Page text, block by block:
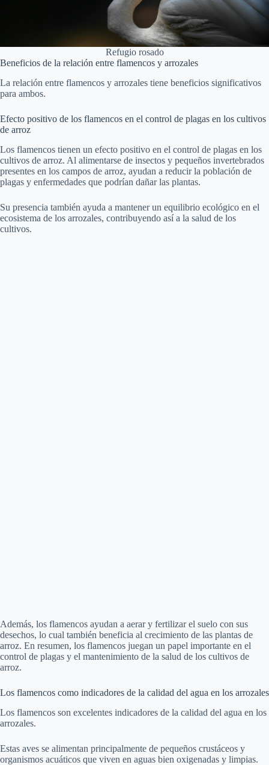
Refugio rosado
Beneficios de la relación entre flamencos y arrozales
La relación entre flamencos y arrozales tiene beneficios significativos
para ambos.
Efecto positivo de los flamencos en el control de plagas en los cultivos
de arroz
Los flamencos tienen un efecto positivo en el control de plagas en los
cultivos de arroz. Al alimentarse de insectos y pequeños invertebrados
presentes en los campos de arroz, ayudan a reducir la población de
plagas y enfermedades que podrían dañar las plantas.
Su presencia también ayuda a mantener un equilibrio ecológico en el
ecosistema de los arrozales, contribuyendo así a la salud de los
cultivos.
Además, los flamencos ayudan a aerar y fertilizar el suelo con sus
desechos, lo cual también beneficia al crecimiento de las plantas de
arroz. En resumen, los flamencos juegan un papel importante en el
control de plagas y el mantenimiento de la salud de los cultivos de
arroz.
Los flamencos como indicadores de la calidad del agua en los arrozales
Los flamencos son excelentes indicadores de la calidad del agua en los
arrozales.
Estas aves se alimentan principalmente de pequeños crustáceos y
organismos acuáticos que viven en aguas bien oxigenadas y limpias.